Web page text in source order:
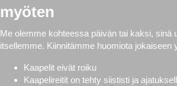
myöten
Me olemme kohteessa päivän tai kaksi,
itsellemme. Kiinnitämme huomiota
Kaapelit eivät roiku
Kaapelireitit on tehty siististi ja